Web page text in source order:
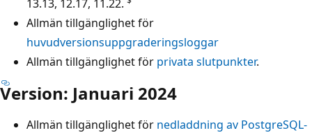
13.13, 12.17, 11.22.
Allmän tillgänglighet för
huvudversionsuppgraderingsloggar
Allmän tillgänglighet för privata slutpunkter.
Version: Januari 2024
Allmän tillgänglighet för nedladdning av PostgreSQL-